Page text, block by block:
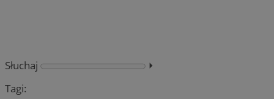
Słuchaj
⏵︎
Tagi: